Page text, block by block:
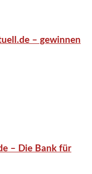
– gewinnen
– Die Bank für